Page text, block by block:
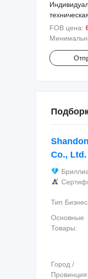
FOB цена:
Co., Ltd.
Тип
Основные
Товары:
Город /
Провинция: